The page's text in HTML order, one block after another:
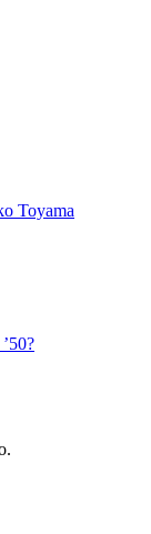
Toyama